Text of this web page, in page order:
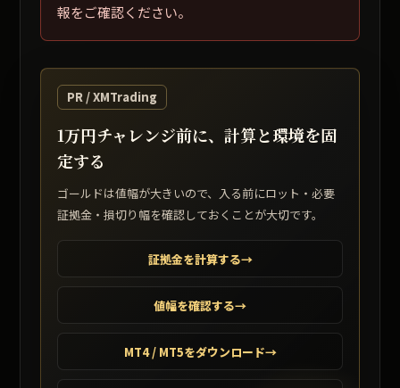
報をご確認ください。
PR / XMTrading
1万円チャレンジ前に、計算と環境を固
定する
ゴールドは値幅が大きいので、入る前にロット・必要
証拠金・損切り幅を確認しておくことが大切です。
証拠金を計算する→
値幅を確認する→
MT4 / MT5をダウンロード→